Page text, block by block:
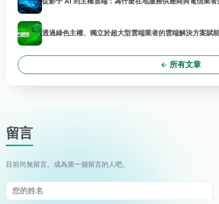
透過綠色主權、獨立於超大型雲端業者的雲端解決方案賦
所有文章
留言
目前尚無留言。成為第一個留言的人吧。
您的姓名